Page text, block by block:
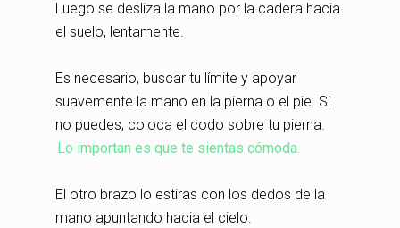
Luego se desliza la mano por la cadera hacia
el suelo, lentamente.
Es necesario, buscar tu límite y apoyar
suavemente la mano en la pierna o el pie. Si
no puedes, coloca el codo sobre tu pierna.
Lo importan es que te sientas cómoda.
El otro brazo lo estiras con los dedos de la
mano apuntando hacia el cielo.